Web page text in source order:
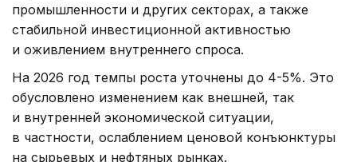
промышленности и других секторах, а также
стабильной инвестиционной активностью
и оживлением внутреннего спроса.
На 2026 год темпы роста уточнены до 4-5%. Это
обусловлено изменением как внешней, так
и внутренней экономической ситуации,
в частности, ослаблением ценовой конъюнктуры
на сырьевых и нефтяных рынках.